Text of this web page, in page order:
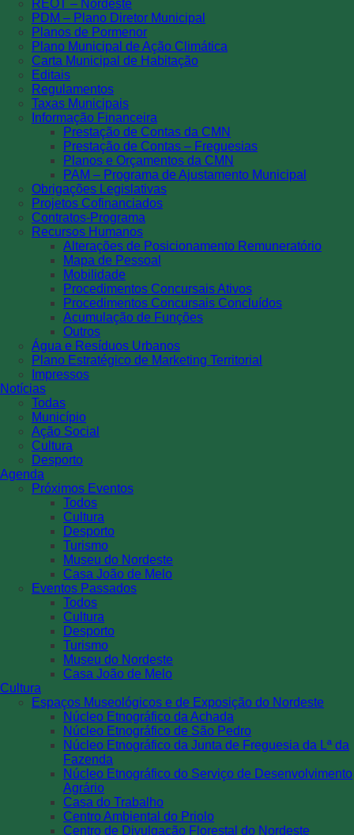
REOT – Nordeste
PDM – Plano Diretor Municipal
Planos de Pormenor
Plano Municipal de Ação Climática
Carta Municipal de Habitação
Editais
Regulamentos
Taxas Municipais
Informação Financeira
Prestação de Contas da CMN
Prestação de Contas – Freguesias
Planos e Orçamentos da CMN
PAM – Programa de Ajustamento Municipal
Obrigações Legislativas
Projetos Cofinanciados
Contratos-Programa
Recursos Humanos
Alterações de Posicionamento Remuneratório
Mapa de Pessoal
Mobilidade
Procedimentos Concursais Ativos
Procedimentos Concursais Concluídos
Acumulação de Funções
Outros
Água e Resíduos Urbanos
Plano Estratégico de Marketing Territorial
Impressos
Notícias
Todas
Município
Ação Social
Cultura
Desporto
Agenda
Próximos Eventos
Todos
Cultura
Desporto
Turismo
Museu do Nordeste
Casa João de Melo
Eventos Passados
Todos
Cultura
Desporto
Turismo
Museu do Nordeste
Casa João de Melo
Cultura
Espaços Museológicos e de Exposição do Nordeste
Núcleo Etnográfico da Achada
Núcleo Etnográfico de São Pedro
Núcleo Etnográfico da Junta de Freguesia da Lª da
Fazenda
Núcleo Etnográfico do Serviço de Desenvolvimento
Agrário
Casa do Trabalho
Centro Ambiental do Priolo
Centro de Divulgação Florestal do Nordeste